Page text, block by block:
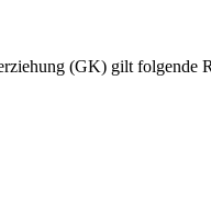
(GK) gilt folgende